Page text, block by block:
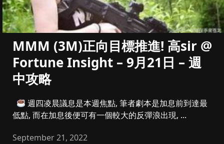
MMM (3M)正向目標推進! 高sir @
Fortune Insight – 9月21日 – 週
中攻略
週四凌晨議息是本週焦點, 筆者劇本是加息前到達最
低點, 而在加息後便可有一個較大的反彈浪出現, ...
September 21, 2022